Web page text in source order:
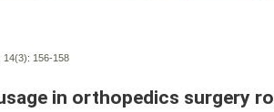
14(3): 156-158
in orthopedics surgery